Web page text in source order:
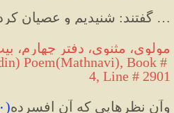
… گفتند: شنیدیم و عصیان
مولوی، مثنوی، دفتر چهارم، بیت
Poem(Mathnavi), Book #
4, Line # 2901
وآن نظرهایی که آن افسرده(